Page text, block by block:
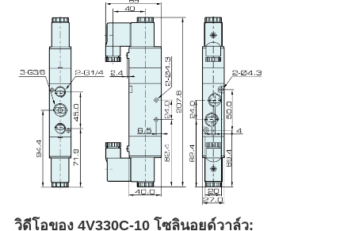
วิดีโอของ 4V330C-10 โซลินอยด์วาล์ว: